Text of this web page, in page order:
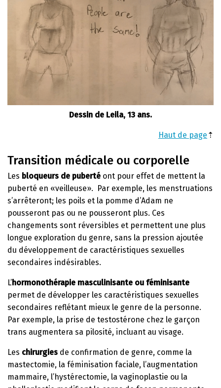
Dessin de Leila, 13 ans.
Haut de page ⇡
Transition médicale ou corporelle
Les bloqueurs de puberté ont pour effet de mettent la
puberté en «veilleuse». Par exemple, les menstruations
s’arrêteront; les poils et la pomme d’Adam ne
pousseront pas ou ne pousseront plus. Ces
changements sont réversibles et permettent une plus
longue exploration du genre, sans la pression ajoutée
du développement de caractéristiques sexuelles
secondaires indésirables.
L’hormonothérapie masculinisante ou féminisante
permet de développer les caractéristiques sexuelles
secondaires reflétant mieux le genre de la personne.
Par exemple, la prise de testostérone chez le garçon
trans augmentera sa pilosité, incluant au visage.
Les chirurgies de confirmation de genre, comme la
mastectomie, la féminisation faciale, l’augmentation
mammaire, l’hystérectomie, la vaginoplastie ou la